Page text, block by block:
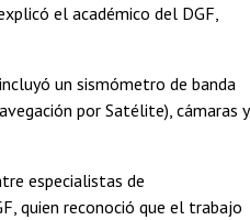
el académico del DGF,
un sismómetro de banda
por Satélite), cámaras y
especialistas de
quien reconoció que el trabajo